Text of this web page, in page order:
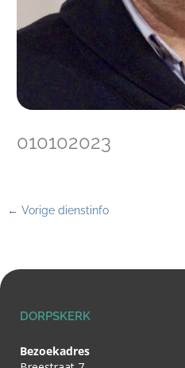
010102023
← Vorige dienstinfo
DORPSKERK
Bezoekadres